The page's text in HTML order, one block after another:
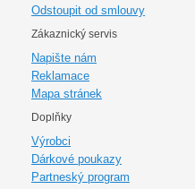
Odstoupit od smlouvy
Zákaznický servis
Napište nám
Reklamace
Mapa stránek
Doplňky
Výrobci
Dárkové poukazy
Partneský program